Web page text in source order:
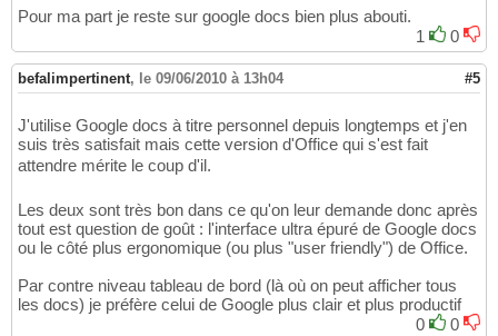
Pour ma part je reste sur google docs bien plus abouti.
1
0
befalimpertinent, le 09/06/2010 à 13h04 #5
J'utilise Google docs à titre personnel depuis longtemps et j'en
suis très satisfait mais cette version d'Office qui s'est fait
attendre mérite le coup d'il.
Les deux sont très bon dans ce qu'on leur demande donc après
tout est question de goût : l'interface ultra épuré de Google docs
ou le côté plus ergonomique (ou plus "user friendly") de Office.
Par contre niveau tableau de bord (là où on peut afficher tous
les docs) je préfère celui de Google plus clair et plus productif
0
0